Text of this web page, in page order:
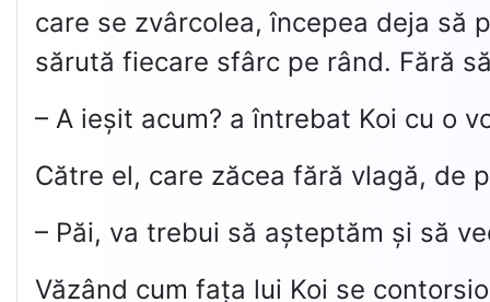
care se zvârcolea, începea deja să
sărută fiecare sfârc pe rând. Fără
– A ieșit acum? a întrebat Koi cu o
Către el, care zăcea fără vlagă, de
– Păi, va trebui să așteptăm și să
Văzând cum fața lui Koi se